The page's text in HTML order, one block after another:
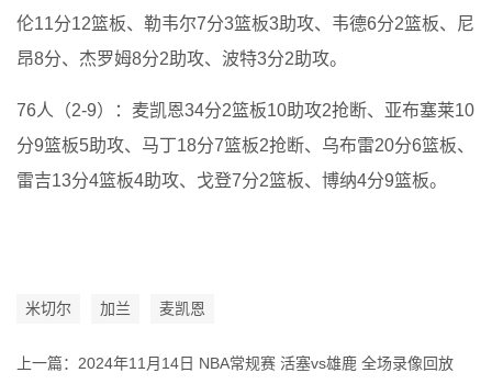
伦11分12篮板、勒韦尔7分3篮板3助攻、韦德6分2篮板、尼
昂8分、杰罗姆8分2助攻、波特3分2助攻。
76人（2-9）：麦凯恩34分2篮板10助攻2抢断、亚布塞莱10
分9篮板5助攻、马丁18分7篮板2抢断、乌布雷20分6篮板、
雷吉13分4篮板4助攻、戈登7分2篮板、博纳4分9篮板。
米切尔 加兰 麦凯恩
上一篇： 2024年11月14日 NBA常规赛 活塞vs雄鹿 全场录像回放